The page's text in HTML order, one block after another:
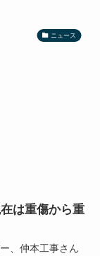
ニュース
は重傷から重
、仲本工事さん